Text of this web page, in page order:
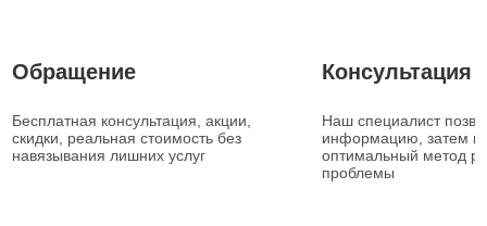
Обращение
Бесплатная консультация, акции,
скидки, реальная стоимость без
навязывания лишних услуг
Консультация
Наш специалист
информацию, затем
оптимальный метод
проблемы